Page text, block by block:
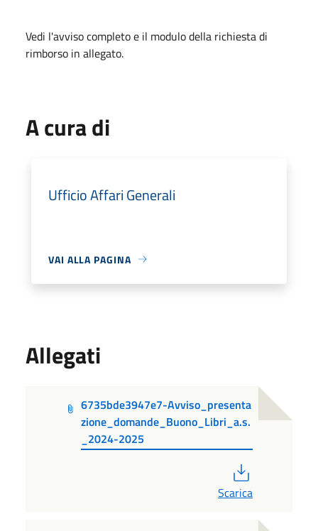
Vedi l'avviso completo e il modulo della richiesta di
rimborso in allegato.
A cura di
Ufficio Affari Generali
VAI ALLA PAGINA
Allegati
6735bde3947e7-Avviso_presenta
zione_domande_Buono_Libri_a.s.
_2024-2025
Scarica